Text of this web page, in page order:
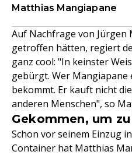
Matthias Mangiapane
Auf Nachfrage von Jürgen
getroffen hätten, regiert
ganz cool: "In keinster
gebürgt. Wer Mangiapane
bekommt. Er kauft nicht
anderen Menschen", so
Gekommen, um
Schon vor seinem Einzug
Container hat Matthias